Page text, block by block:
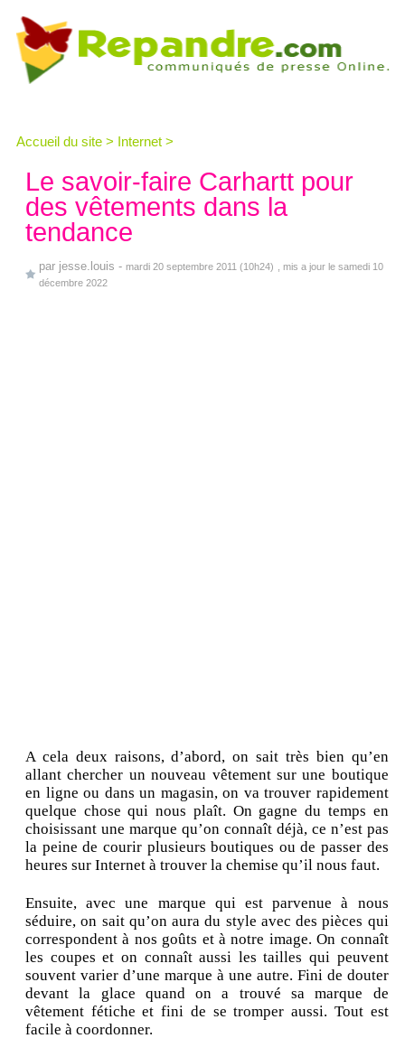
Accueil du site > Internet >
Le savoir-faire Carhartt pour
des vêtements dans la
tendance
par jesse.louis - mardi 20 septembre 2011 (10h24)
, mis a jour le samedi 10
décembre 2022
A cela deux raisons, d’abord, on sait très bien qu’en
allant chercher un nouveau vêtement sur une boutique
en ligne ou dans un magasin, on va trouver rapidement
quelque chose qui nous plaît. On gagne du temps en
choisissant une marque qu’on connaît déjà, ce n’est pas
la peine de courir plusieurs boutiques ou de passer des
heures sur Internet à trouver la chemise qu’il nous faut.
Ensuite, avec une marque qui est parvenue à nous
séduire, on sait qu’on aura du style avec des pièces qui
correspondent à nos goûts et à notre image. On connaît
les coupes et on connaît aussi les tailles qui peuvent
souvent varier d’une marque à une autre. Fini de douter
devant la glace quand on a trouvé sa marque de
vêtement fétiche et fini de se tromper aussi. Tout est
facile à coordonner.